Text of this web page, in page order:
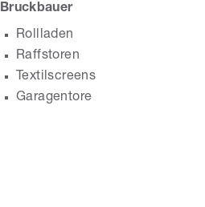
Bruckbauer
Rollladen
Raffstoren
Textilscreens
Garagentore